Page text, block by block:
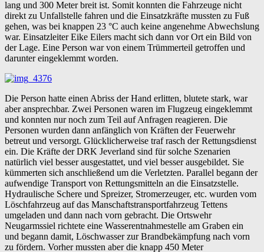
lang und 300 Meter breit ist. Somit konnten die Fahrzeuge nicht
direkt zu Unfallstelle fahren und die Einsatzkräfte mussten zu Fuß
gehen, was bei knappen 23 °C auch keine angenehme Abwechslung
war. Einsatzleiter Eike Eilers macht sich dann vor Ort ein Bild von
der Lage. Eine Person war von einem Trümmerteil getroffen und
darunter eingeklemmt worden.
Die Person hatte einen Abriss der Hand erlitten, blutete stark, war
aber ansprechbar. Zwei Personen waren im Flugzeug eingeklemmt
und konnten nur noch zum Teil auf Anfragen reagieren. Die
Personen wurden dann anfänglich von Kräften der Feuerwehr
betreut und versorgt. Glücklicherweise traf rasch der Rettungsdienst
ein. Die Kräfte der DRK Jeverland sind für solche Szenarien
natürlich viel besser ausgestattet, und viel besser ausgebildet. Sie
kümmerten sich anschließend um die Verletzten. Parallel begann der
aufwendige Transport von Rettungsmitteln an die Einsatzstelle.
Hydraulische Schere und Spreizer, Stromerzeuger, etc. wurden vom
Löschfahrzeug auf das Manschaftstransportfahrzeug Tettens
umgeladen und dann nach vorn gebracht. Die Ortswehr
Neugarmssiel richtete eine Wasserentnahmestelle am Graben ein
und begann damit, Löschwasser zur Brandbekämpfung nach vorn
zu fördern. Vorher mussten aber die knapp 450 Meter